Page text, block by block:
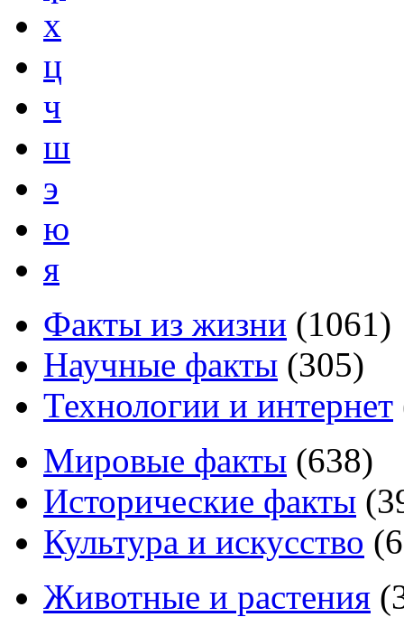
х
ц
ч
ш
э
ю
я
Факты из жизни (1061)
Научные факты (305)
Технологии и интернет
Мировые факты (638)
Исторические факты (
Культура и искусство (
Животные и растения (